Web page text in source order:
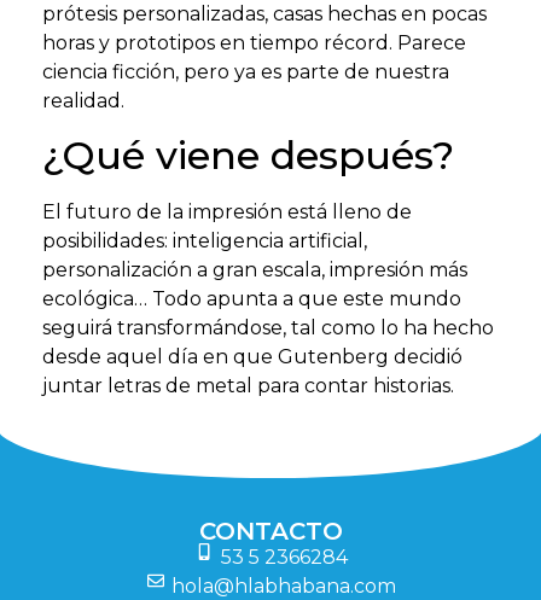
prótesis personalizadas, casas hechas en pocas
horas y prototipos en tiempo récord. Parece
ciencia ficción, pero ya es parte de nuestra
realidad.
¿Qué viene después?
El futuro de la impresión está lleno de
posibilidades: inteligencia artificial,
personalización a gran escala, impresión más
ecológica… Todo apunta a que este mundo
seguirá transformándose, tal como lo ha hecho
desde aquel día en que Gutenberg decidió
juntar letras de metal para contar historias.
CONTACTO
53 5 2366284
hola@hlabhabana.com